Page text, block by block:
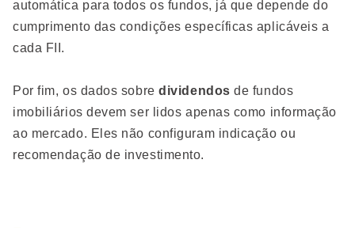
automática para todos os fundos, já que depende do
cumprimento das condições específicas aplicáveis a
cada FII.
Por fim, os dados sobre dividendos de fundos
imobiliários devem ser lidos apenas como informação
ao mercado. Eles não configuram indicação ou
recomendação de investimento.